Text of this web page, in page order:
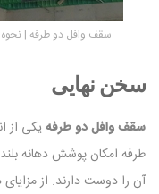
سقف وافل دو طرفه |
سخن نهایی
سقف وافل دو طرفه یکی از
طرفه امکان پوشش دهانه
آن را دوست دارند. از